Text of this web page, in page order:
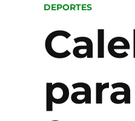
POSTED
DEPORTES